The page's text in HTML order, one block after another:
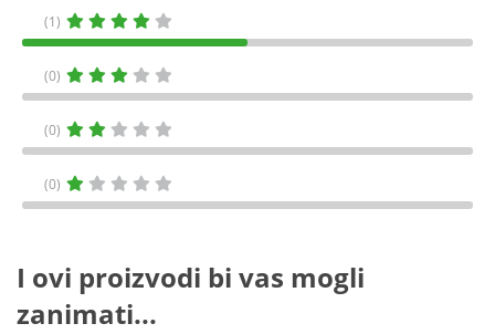
(1)
(0)
(0)
(0)
I ovi proizvodi bi vas mogli
zanimati...